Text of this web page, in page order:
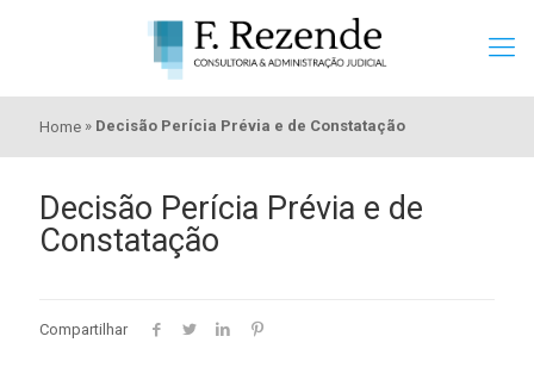
Home » Decisão Perícia Prévia e de Constatação
Decisão Perícia Prévia e de
Constatação
Compartilhar